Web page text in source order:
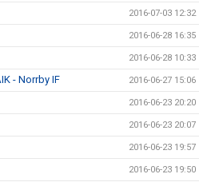
2016-07-03 12:32
2016-06-28 16:35
2016-06-28 10:33
- Norrby IF 2016-06-27 15:06
2016-06-23 20:20
2016-06-23 20:07
2016-06-23 19:57
2016-06-23 19:50